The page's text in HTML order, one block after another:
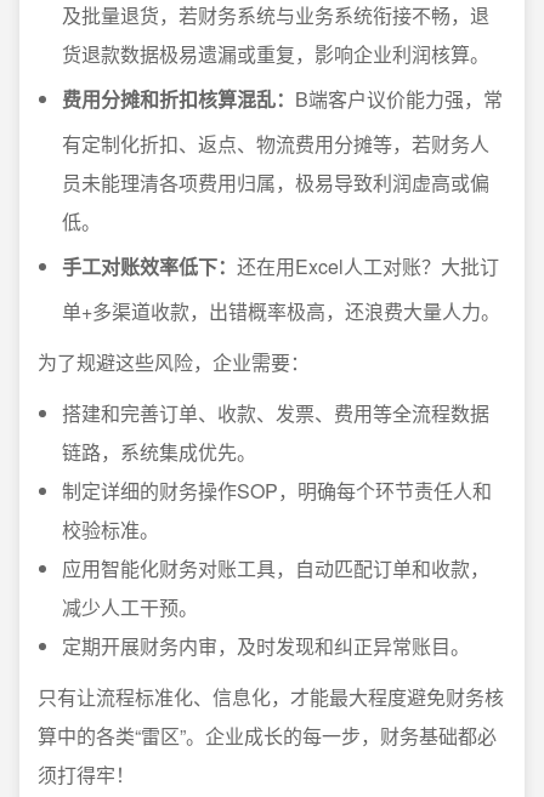
及批量退货，若财务系统与业务系统衔接不畅，退
货退款数据极易遗漏或重复，影响企业利润核算。
费用分摊和折扣核算混乱： B端客户议价能力强，常
有定制化折扣、返点、物流费用分摊等，若财务人
员未能理清各项费用归属，极易导致利润虚高或偏
低。
手工对账效率低下： 还在用Excel人工对账？大批订
单+多渠道收款，出错概率极高，还浪费大量人力。
为了规避这些风险，企业需要：
搭建和完善订单、收款、发票、费用等全流程数据
链路，系统集成优先。
制定详细的财务操作SOP，明确每个环节责任人和
校验标准。
应用智能化财务对账工具，自动匹配订单和收款，
减少人工干预。
定期开展财务内审，及时发现和纠正异常账目。
只有让流程标准化、信息化，才能最大程度避免财务核
算中的各类“雷区”。企业成长的每一步，财务基础都必
须打得牢！